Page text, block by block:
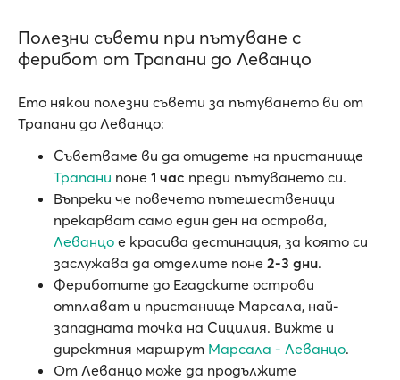
Полезни съвети при пътуване с
ферибот от Трапани до Леванцо
Ето някои полезни съвети за пътуването ви от
Трапани до Леванцо:
Съветваме ви да отидете на пристанище
Трапани поне 1 час преди пътуването си.
Въпреки че повечето пътешественици
прекарват само един ден на острова,
Леванцо е красива дестинация, за която си
заслужава да отделите поне 2-3 дни.
Фериботите до Егадските острови
отплават и пристанище Марсала, най-
западната точка на Сицилия. Вижте и
директния маршрут Марсала - Леванцо.
От Леванцо може да продължите